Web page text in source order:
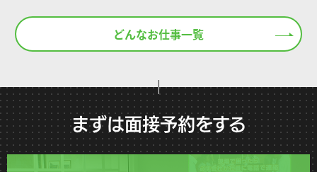
どんなお仕事一覧
まずは面接予約をする